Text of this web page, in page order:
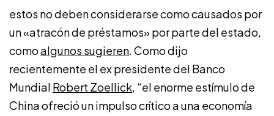
estos no deben considerarse como causados por
un «atracón de préstamos» por parte del estado,
comoalgunos sugieren. Como dijo
recientemente el ex presidente del Banco
Mundial Robert Zoellick, “el enorme estímulo de
China ofreció un impulso crítico a una economía